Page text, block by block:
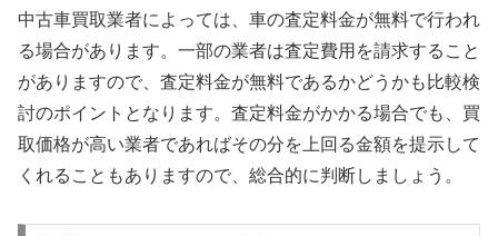
中古車買取業者によっては、車の査定料金が無料で行われ
る場合があります。一部の業者は査定費用を請求すること
がありますので、査定料金が無料であるかどうかも比較検
討のポイントとなります。査定料金がかかる場合でも、買
取価格が高い業者であればその分を上回る金額を提示して
くれることもありますので、総合的に判断しましょう。